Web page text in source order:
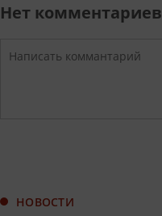
Нет комментариев
НОВОСТИ